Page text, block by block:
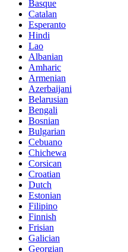
Basque
Catalan
Esperanto
Hindi
Lao
Albanian
Amharic
Armenian
Azerbaijani
Belarusian
Bengali
Bosnian
Bulgarian
Cebuano
Chichewa
Corsican
Croatian
Dutch
Estonian
Filipino
Finnish
Frisian
Galician
Georgian